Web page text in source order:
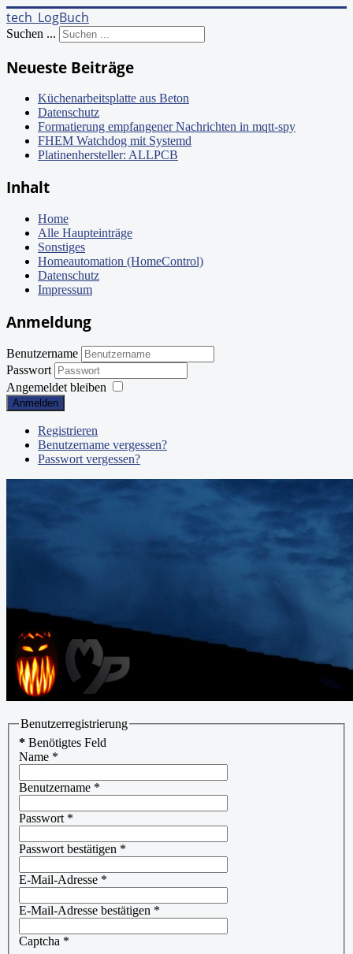
tech_LogBuch
Suchen ...
Neueste Beiträge
Küchenarbeitsplatte aus Beton
Datenschutz
Formatierung empfangener Nachrichten in mqtt-spy
FHEM Watchdog mit Systemd
Platinenhersteller: ALLPCB
Inhalt
Home
Alle Haupteinträge
Sonstiges
Homeautomation (HomeControl)
Datenschutz
Impressum
Anmeldung
Benutzername
Passwort
Angemeldet bleiben
Anmelden
Registrieren
Benutzername vergessen?
Passwort vergessen?
Benutzerregistrierung
* Benötigtes Feld
Name *
Benutzername *
Passwort *
Passwort bestätigen *
E-Mail-Adresse *
E-Mail-Adresse bestätigen *
Captcha *